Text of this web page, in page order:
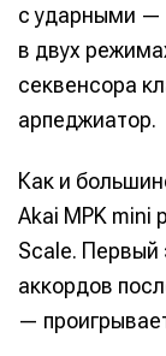
с ударными —
в двух
секвенсора
арпеджиатор.
Как и
Akai MPK mini
Scale. Первый
аккордов
—